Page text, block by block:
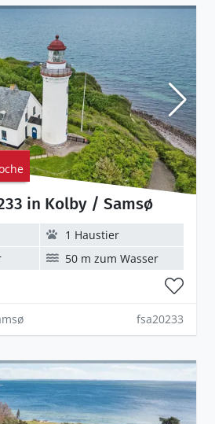
in Kolby / Samsø
1 Haustier
50 m zum Wasser
fsa20233